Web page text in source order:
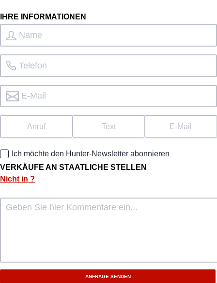
IHRE INFORMATIONEN
Anruf Text E-Mail
Ich möchte den Hunter-Newsletter abonnieren
VERKÄUFE AN STAATLICHE STELLEN
Nicht in ?
ANFRAGE SENDEN